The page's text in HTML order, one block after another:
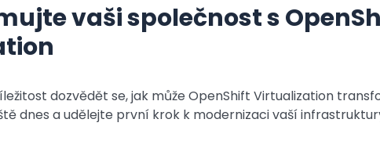
vaši společnost s
dozvědět se, jak může OpenShift Virtualization
dnes a udělejte první krok k modernizaci vaší